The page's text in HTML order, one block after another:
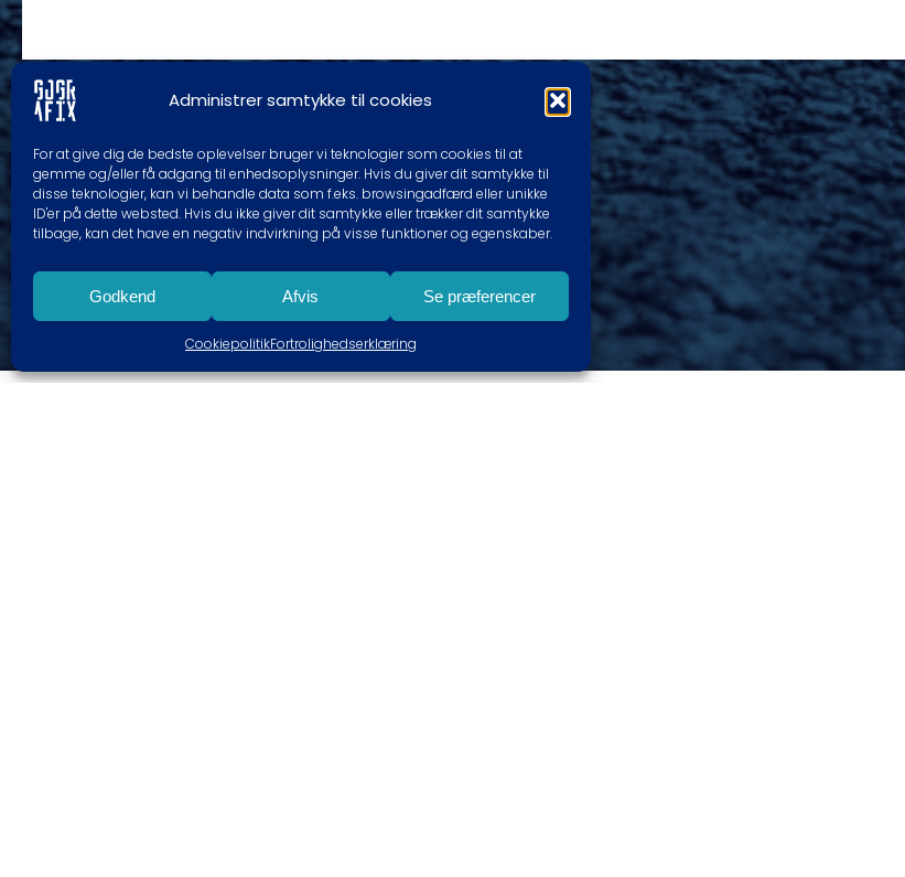
Administrer samtykke til cookies
For at give dig de bedste oplevelser bruger vi teknologier som cookies til at
gemme og/eller få adgang til enhedsoplysninger. Hvis du giver dit samtykke til
disse teknologier, kan vi behandle data som f.eks. browsingadfærd eller unikke
ID'er på dette websted. Hvis du ikke giver dit samtykke eller trækker dit samtykke
tilbage, kan det have en negativ indvirkning på visse funktioner og egenskaber.
Godkend Afvis Se præferencer
CookiepolitikFortrolighedserklæring